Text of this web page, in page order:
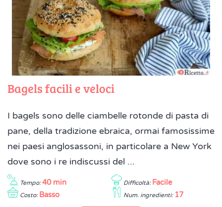
Bagels facili e veloci
I bagels sono delle ciambelle rotonde di pasta di
pane, della tradizione ebraica, ormai famosissime
nei paesi anglosassoni, in particolare a New York
dove sono i re indiscussi del ...
Tempo: 40 min Difficoltà: Facile
Costo: Basso Num. ingredienti: 17